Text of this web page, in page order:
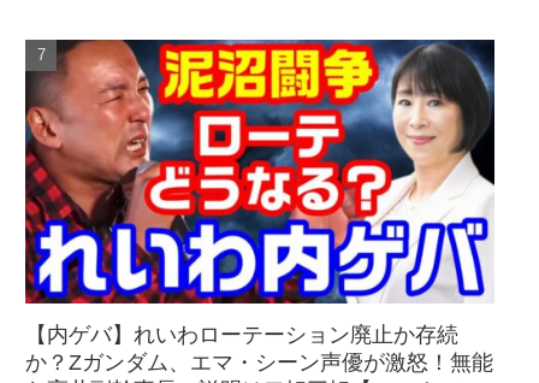
【内ゲバ】れいわローテーション廃止か存続
か？Zガンダム、エマ・シーン声優が激怒！無能